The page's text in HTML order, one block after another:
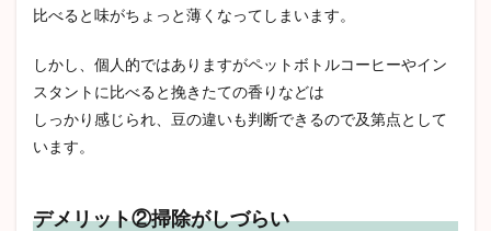
比べると味がちょっと薄くなってしまいます。
しかし、個人的ではありますがペットボトルコーヒーやイン
スタントに比べると挽きたての香りなどは
しっかり感じられ、豆の違いも判断できるので及第点として
います。
デメリット②掃除がしづらい